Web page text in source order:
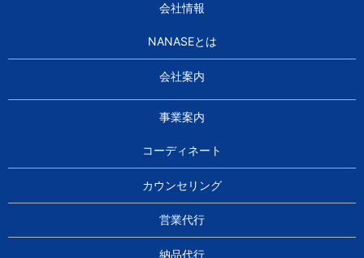
会社情報
NANASEとは
会社案内
事業案内
コーディネート
カウンセリング
営業代行
納品代行